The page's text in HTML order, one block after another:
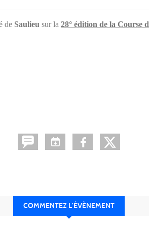
de Saulieu sur la 28° édition de la Course
COMMENTEZ L’ÉVÈNEMENT